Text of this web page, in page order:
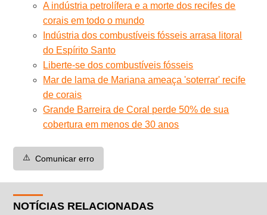
A indústria petrolífera e a morte dos recifes de
corais em todo o mundo
Indústria dos combustíveis fósseis arrasa litoral
do Espírito Santo
Liberte-se dos combustíveis fósseis
Mar de lama de Mariana ameaça 'soterrar' recife
de corais
Grande Barreira de Coral perde 50% de sua
cobertura em menos de 30 anos
⚠️ Comunicar erro
NOTÍCIAS RELACIONADAS